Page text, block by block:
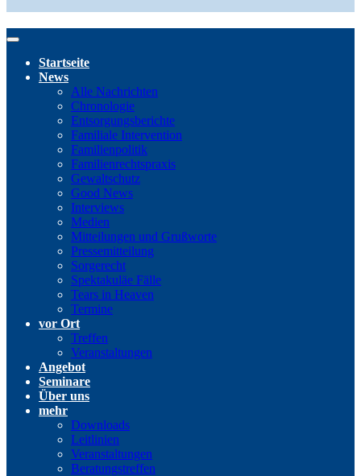
Startseite
News
Alle Nachrichten
Chronologie
Entsorgungsberichte
Familiale Intervention
Familienpolitik
Familienrechtspraxis
Gewaltschutz
Good News
Interviews
Medien
Mitteilungen und Grußworte
Pressemitteilung
Sorgerecht
Spektakuläe Fälle
Tears in Heaven
Termine
vor Ort
Treffen
Veranstaltungen
Angebot
Seminare
Über uns
mehr
Downloads
Leitlinien
Veranstaltungen
Beratungstreffen